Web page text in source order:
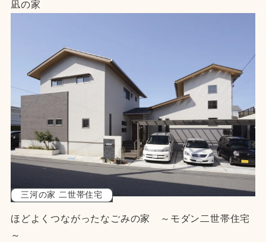
凪の家
三河の家 二世帯住宅
ほどよくつながったなごみの家 ～モダン二世帯住宅
～